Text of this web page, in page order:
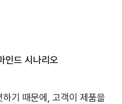
인드 시나리오
기 때문에, 고객이 제품을